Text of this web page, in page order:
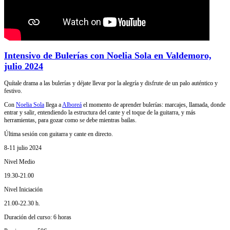
Intensivo de Bulerías con Noelia Sola en Valdemoro,
julio 2024
Quítale drama a las bulerías y déjate llevar por la alegría y disfrute de un palo auténtico y
festivo.
Con Noelia Sola llega aAlboreá el momento de aprender bulerías: marcajes, llamada, donde
entrar y salir, entendiendo la estructura del cante y el toque de la guitarra, y más
herramientas, para gozar como se debe mientras bailas.
Última sesión con guitarra y cante en directo.
8-11 julio 2024
Nivel Medio
19.30-21.00
Nivel Iniciación
21.00-22.30 h.
Duración del curso: 6 horas